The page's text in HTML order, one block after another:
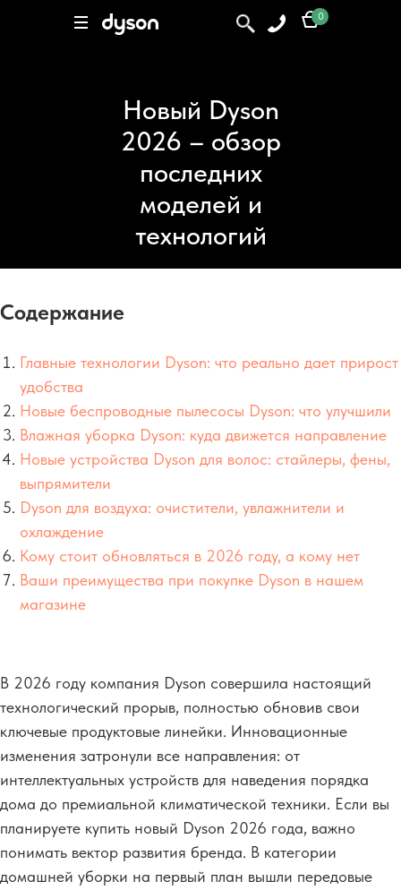
0
0
Новый Dyson
2026 – обзор
последних
моделей и
технологий
Содержание
Главные технологии Dyson: что реально дает прирост
удобства
Новые беспроводные пылесосы Dyson: что улучшили
Влажная уборка Dyson: куда движется направление
Новые устройства Dyson для волос: стайлеры, фены,
выпрямители
Dyson для воздуха: очистители, увлажнители и
охлаждение
Кому стоит обновляться в 2026 году, а кому нет
Ваши преимущества при покупке Dyson в нашем
магазине
В 2026 году компания Dyson совершила настоящий
технологический прорыв, полностью обновив свои
ключевые продуктовые линейки. Инновационные
изменения затронули все направления: от
интеллектуальных устройств для наведения порядка
дома до премиальной климатической техники. Если вы
планируете купить новый Dyson 2026 года, важно
понимать вектор развития бренда. В категории
домашней уборки на первый план вышли передовые